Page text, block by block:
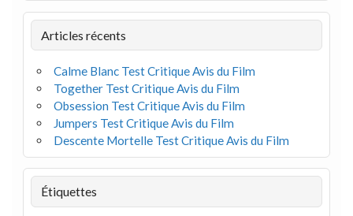
Articles récents
Calme Blanc Test Critique Avis du Film
Together Test Critique Avis du Film
Obsession Test Critique Avis du Film
Jumpers Test Critique Avis du Film
Descente Mortelle Test Critique Avis du Film
Étiquettes